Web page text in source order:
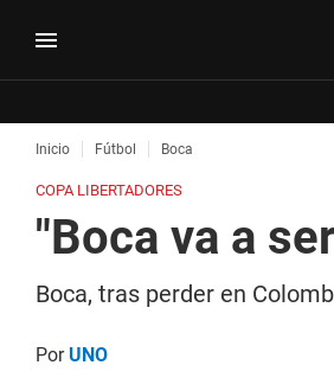
Inicio Fútbol Boca
COPA LIBERTADORES
"Boca va a
Boca, tras perder en
PorUNO